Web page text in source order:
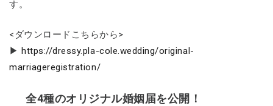
す。
<ダウンロードこちらから>
▶https://dressy.pla-cole.wedding/original-
marriageregistration/
全4種のオリジナル婚姻届を公開！